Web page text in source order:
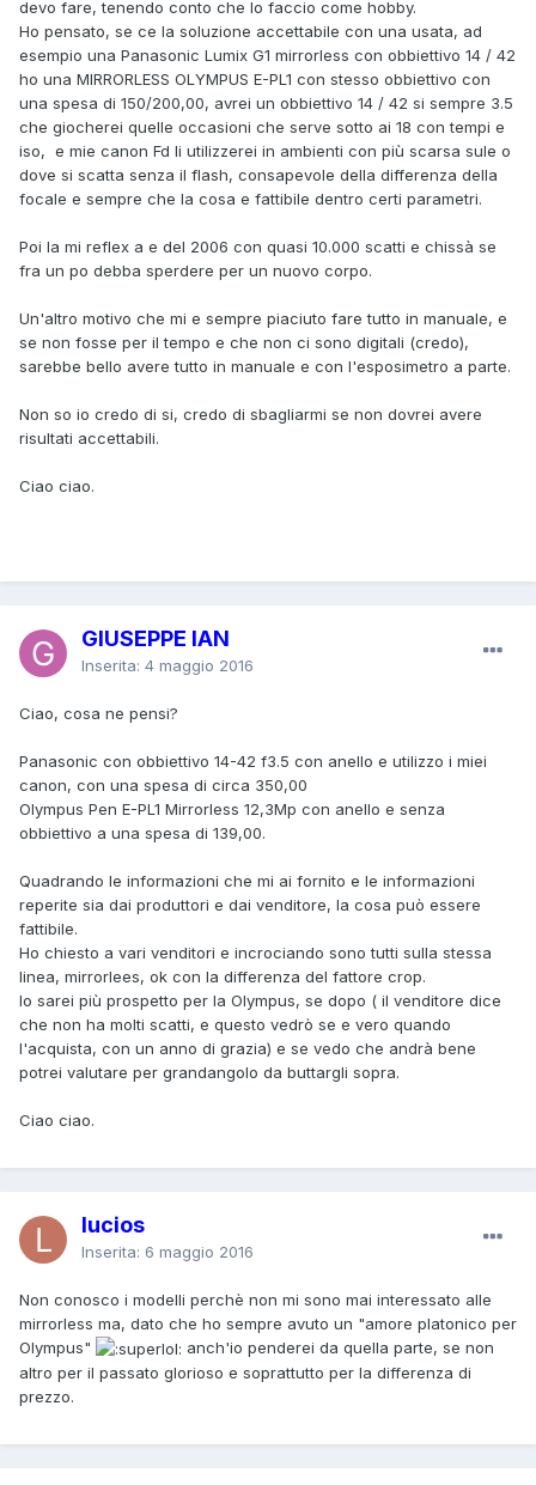
devo fare, tenendo conto che lo faccio come hobby.
Ho pensato, se ce la soluzione accettabile con una usata, ad
esempio una Panasonic Lumix G1 mirrorless con obbiettivo 14 / 42
ho una MIRRORLESS OLYMPUS E-PL1 con stesso obbiettivo con
una spesa di 150/200,00, avrei un obbiettivo 14 / 42 si sempre 3.5
che giocherei quelle occasioni che serve sotto ai 18 con tempi e
iso, e mie canon Fd li utilizzerei in ambienti con più scarsa sule o
dove si scatta senza il flash, consapevole della differenza della
focale e sempre che la cosa e fattibile dentro certi parametri.
Poi la mi reflex a e del 2006 con quasi 10.000 scatti e chissà se
fra un po debba sperdere per un nuovo corpo.
Un'altro motivo che mi e sempre piaciuto fare tutto in manuale, e
se non fosse per il tempo e che non ci sono digitali (credo),
sarebbe bello avere tutto in manuale e con l'esposimetro a parte.
Non so io credo di si, credo di sbagliarmi se non dovrei avere
risultati accettabili.
Ciao ciao.
GIUSEPPE IAN
Inserita: 4 maggio 2016
Ciao, cosa ne pensi?
Panasonic con obbiettivo 14-42 f3.5 con anello e utilizzo i miei
canon, con una spesa di circa 350,00
Olympus Pen E-PL1 Mirrorless 12,3Mp con anello e senza
obbiettivo a una spesa di 139,00.
Quadrando le informazioni che mi ai fornito e le informazioni
reperite sia dai produttori e dai venditore, la cosa può essere
fattibile.
Ho chiesto a vari venditori e incrociando sono tutti sulla stessa
linea, mirrorlees, ok con la differenza del fattore crop.
Io sarei più prospetto per la Olympus, se dopo ( il venditore dice
che non ha molti scatti, e questo vedrò se e vero quando
l'acquista, con un anno di grazia) e se vedo che andrà bene
potrei valutare per grandangolo da buttargli sopra.
Ciao ciao.
lucios
Inserita: 6 maggio 2016
Non conosco i modelli perchè non mi sono mai interessato alle
mirrorless ma, dato che ho sempre avuto un "amore platonico per
Olympus"
anch'io penderei da quella parte, se non
altro per il passato glorioso e soprattutto per la differenza di
prezzo.